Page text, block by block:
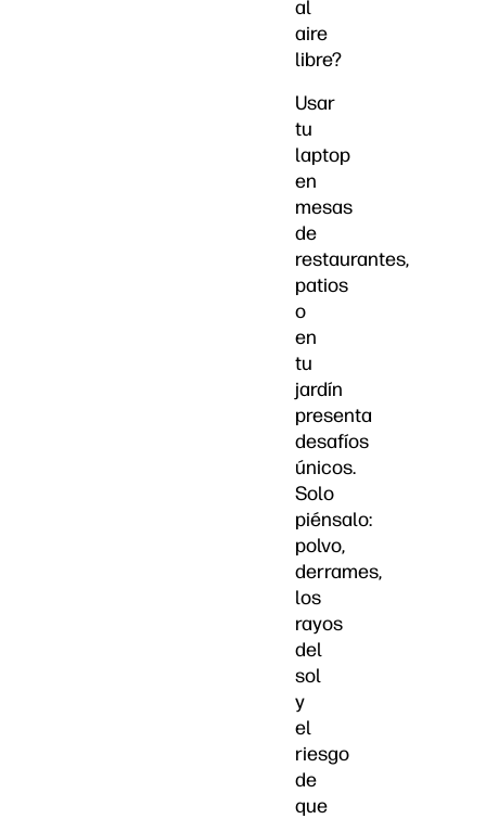
al
aire
libre?
Usar
tu
laptop
en
mesas
de
restaurantes,
patios
o
en
tu
jardín
presenta
desafíos
únicos.
Solo
piénsalo:
polvo,
derrames,
los
rayos
del
sol
y
el
riesgo
de
que